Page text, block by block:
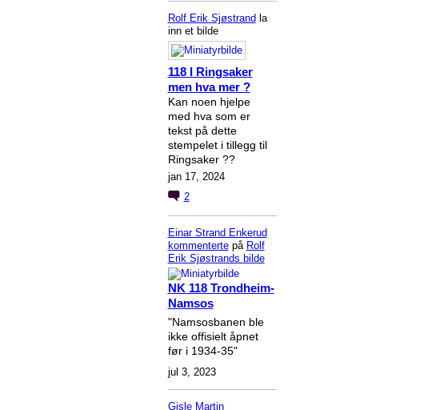
Rolf Erik Sjøstrand la
inn et bilde
118 I Ringsaker
men hva mer ?
Kan noen hjelpe
med hva som er
tekst på dette
stempelet i tillegg til
Ringsaker ??
jan 17, 2024
2
Einar Strand Enkerud
kommentertepå Rolf
Erik Sjøstrands bilde
NK 118 Trondheim-
Namsos
"Namsosbanen ble
ikke offisielt åpnet
før i 1934-35"
jul 3, 2023
Gisle Martin